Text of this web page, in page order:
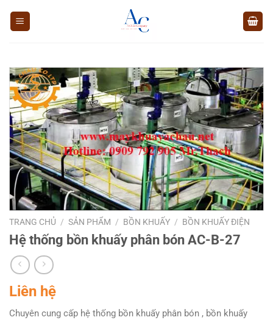
TRANG CHỦ / SẢN PHẨM / BỒN KHUẤY / BỒN KHUẤY ĐIỆN
Hệ thống bồn khuấy phân bón AC-B-27
Liên hệ
Chuyên cung cấp hệ thống bồn khuấy phân bón , bồn khuấy